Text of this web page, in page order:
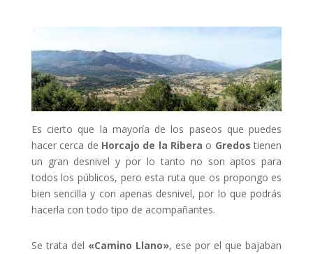
Es cierto que la mayoría de los paseos que puedes
hacer cerca de Horcajo de la Ribera o Gredos tienen
un gran desnivel y por lo tanto no son aptos para
todos los públicos, pero esta ruta que os propongo es
bien sencilla y con apenas desnivel, por lo que podrás
hacerla con todo tipo de acompañantes.
Se trata del «Camino Llano», ese por el que bajaban